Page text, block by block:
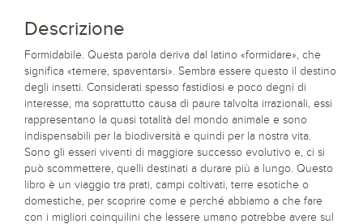
Descrizione
Formidabile. Questa parola deriva dal latino «formidare», che
significa «temere, spaventarsi». Sembra essere questo il destino
degli insetti. Considerati spesso fastidiosi e poco degni di
interesse, ma soprattutto causa di paure talvolta irrazionali, essi
rappresentano la quasi totalità del mondo animale e sono
indispensabili per la biodiversità e quindi per la nostra vita.
Sono gli esseri viventi di maggiore successo evolutivo e, ci si
può scommettere, quelli destinati a durare più a lungo. Questo
libro è un viaggio tra prati, campi coltivati, terre esotiche o
domestiche, per scoprire come e perché abbiamo a che fare
con i migliori coinquilini che lessere umano potrebbe avere sul